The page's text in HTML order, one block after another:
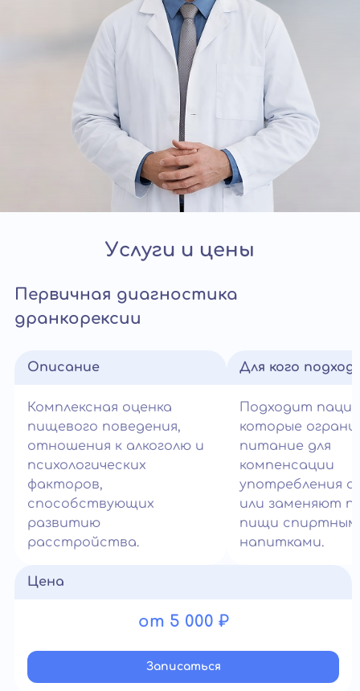
Услуги и цены
Первичная диагностика
дранкорексии
Описание
Комплексная оценка
пищевого поведения,
отношения к алкоголю и
психологических
факторов,
способствующих
развитию
расстройства.
Для кого
Подходит
которые
питание для
компенсации
употребления
или заменяют
пищи
напитками.
Цена
от 5 000 ₽
Записатьcя